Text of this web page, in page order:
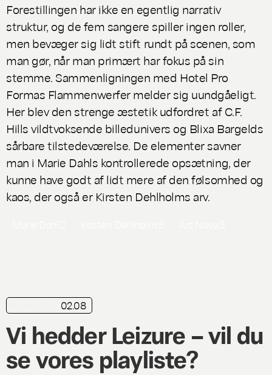
Forestillingen har ikke en egentlig narrativ
struktur, og de fem sangere spiller ingen roller,
men bevæger sig lidt stift rundt på scenen, som
man gør, når man primært har fokus på sin
stemme. Sammenligningen med Hotel Pro
Formas Flammenwerfermelder sig uundgåeligt.
Her blev den strenge æstetik udfordret af C.F.
Hills vildtvoksende billedunivers og Blixa Bargelds
sårbare tilstedeværelse. De elementer savner
man i Marie Dahls kontrollerede opsætning, der
kunne have godt af lidt mere af den følsomhed og
kaos, der også er Kirsten Dehlholms arv.
02.08
Vi hedder Leizure – vil du
se vores playliste?